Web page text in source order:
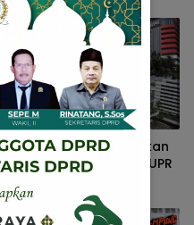
Miliar di DLH Lampung
Timur
Lampung
Massa Aliansi TRIGA Akan
Kepung Kementerian PUPR
Pembatalan Kenaikan Tarif
Tol Bakter